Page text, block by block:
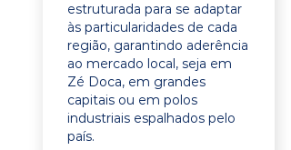
estruturada para se adaptar
às particularidades de cada
região, garantindo aderência
ao mercado local, seja em
Zé Doca, em grandes
capitais ou em polos
industriais espalhados pelo
país.